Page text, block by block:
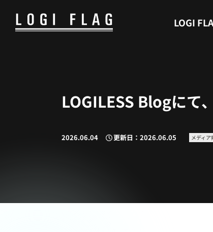
LOGI
LOGILESS Blogにて
2026.06.04 更新日：2026.06.05 メディア